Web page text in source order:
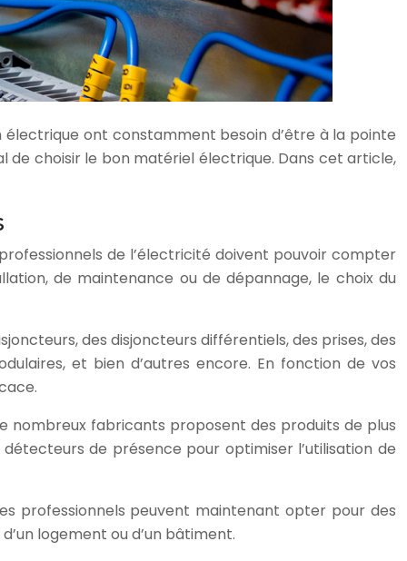
ont constamment besoin d’être à la pointe
de choisir le bon matériel électrique. Dans cet article,
de l’électricité doivent pouvoir compter
de maintenance ou de dépannage, le choix du
des disjoncteurs différentiels, des prises, des
et bien d’autres encore. En fonction de vos
nombreux fabricants proposent des produits de plus
de présence pour optimiser l’utilisation de
professionnels peuvent maintenant opter pour des
logement ou d’un bâtiment.